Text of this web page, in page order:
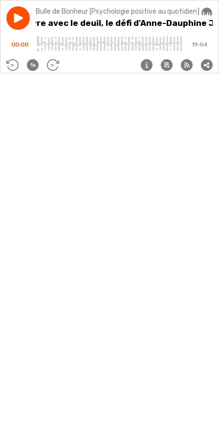
Play episode#37 - Vivre avec le deuil, le défi d'Anne-Dauphine
Bulle de Bonheur [Psychologie positive au quotidien]
- Vivre avec le deuil, le défi d'Anne-Dauphine
00:00 19:04
30 1x 30